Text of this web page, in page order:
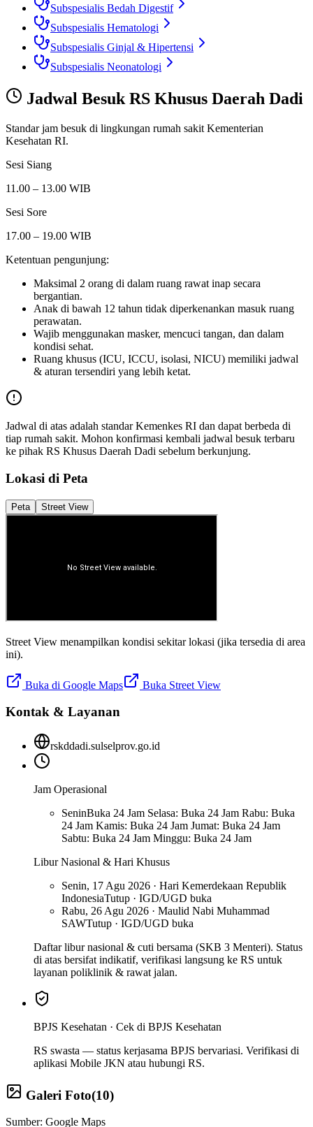
Subspesialis Bedah Digestif
Subspesialis Hematologi
Subspesialis Ginjal & Hipertensi
Subspesialis Neonatologi
Jadwal BesukRS Khusus Daerah Dadi
Standar jam besuk di lingkungan rumah sakit Kementerian
Kesehatan RI.
Sesi Siang
11.00 – 13.00 WIB
Sesi Sore
17.00 – 19.00 WIB
Ketentuan pengunjung:
Maksimal 2 orang di dalam ruang rawat inap secara
bergantian.
Anak di bawah 12 tahun tidak diperkenankan masuk ruang
perawatan.
Wajib menggunakan masker, mencuci tangan, dan dalam
kondisi sehat.
Ruang khusus (ICU, ICCU, isolasi, NICU) memiliki jadwal
& aturan tersendiri yang lebih ketat.
Jadwal di atas adalah standar Kemenkes RI dan dapat berbeda di
tiap rumah sakit. Mohon konfirmasi kembali jadwal besuk terbaru
ke pihak RS Khusus Daerah Dadi sebelum berkunjung.
Lokasi di Peta
Peta Street View
Street View menampilkan kondisi sekitar lokasi (jika tersedia di area
ini).
Buka di Google Maps Buka Street View
Kontak & Layanan
rskddadi.sulselprov.go.id
Jam Operasional
SeninBuka 24 Jam Selasa: Buka 24 Jam Rabu: Buka
24 Jam Kamis: Buka 24 Jam Jumat: Buka 24 Jam
Sabtu: Buka 24 Jam Minggu: Buka 24 Jam
Libur Nasional & Hari Khusus
Senin, 17 Agu 2026 · Hari Kemerdekaan Republik
IndonesiaTutup · IGD/UGD buka
Rabu, 26 Agu 2026 · Maulid Nabi Muhammad
SAWTutup · IGD/UGD buka
Daftar libur nasional & cuti bersama (SKB 3 Menteri). Status
di atas bersifat indikatif, verifikasi langsung ke RS untuk
layanan poliklinik & rawat jalan.
BPJS Kesehatan · Cek di BPJS Kesehatan
RS swasta — status kerjasama BPJS bervariasi. Verifikasi di
aplikasi Mobile JKN atau hubungi RS.
Galeri Foto(10)
Sumber: Google Maps